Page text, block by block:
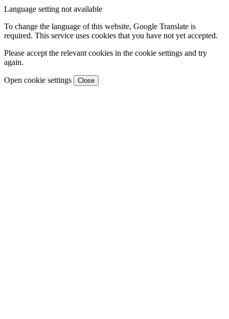
Language setting not available
To change the language of this website, Google Translate is
required. This service uses cookies that you have not yet accepted.
Please accept the relevant cookies in the cookie settings and try
again.
Open cookie settings Close